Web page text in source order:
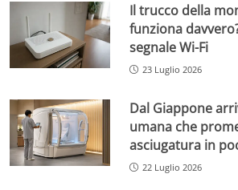
Il trucco della
funziona
segnale Wi-Fi
23 Luglio 2026
Dal Giappone
umana che
asciugatura in
22 Luglio 2026